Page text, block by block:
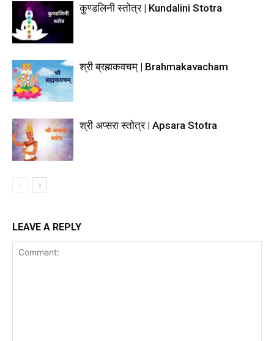
कुण्डलिनी स्तोत्र | Kundalini Stotra
श्री ब्रह्मकवचम् | Brahmakavacham
श्री अप्सरा स्तोत्र | Apsara Stotra
LEAVE A REPLY